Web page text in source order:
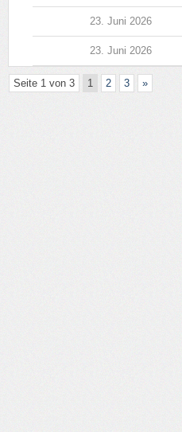
23. Juni 2026
23. Juni 2026
Seite 1 von 3 1 2 3 »